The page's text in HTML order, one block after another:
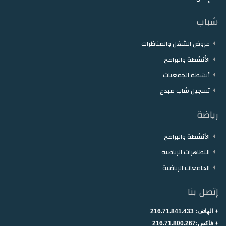
ميديا
شباب
عروض الشغل والمناظرات
الأنشطة والبرامج
أنشطة الجمعيات
تسجيل شاب مبدع
رياضة
الأنشطة والبرامج
التظاهرات الرياضية
الجامعات الرياضية
إتصل بنا
+ الهاتف: 216.71.841.433
+ فاكس:216.71.800.267